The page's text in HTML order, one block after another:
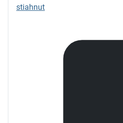
stiahnut